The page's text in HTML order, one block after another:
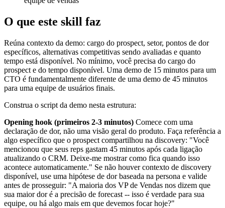
O que este skill faz
Reúna contexto da demo: cargo do prospect, setor, pontos de dor
específicos, alternativas competitivas sendo avaliadas e quanto
tempo está disponível. No mínimo, você precisa do cargo do
prospect e do tempo disponível. Uma demo de 15 minutos para um
CTO é fundamentalmente diferente de uma demo de 45 minutos
para uma equipe de usuários finais.
Construa o script da demo nesta estrutura:
Opening hook (primeiros 2-3 minutos) Comece com uma
declaração de dor, não uma visão geral do produto. Faça referência a
algo específico que o prospect compartilhou na discovery: "Você
mencionou que seus reps gastam 45 minutos após cada ligação
atualizando o CRM. Deixe-me mostrar como fica quando isso
acontece automaticamente." Se não houver contexto de discovery
disponível, use uma hipótese de dor baseada na persona e valide
antes de prosseguir: "A maioria dos VP de Vendas nos dizem que
sua maior dor é a precisão de forecast -- isso é verdade para sua
equipe, ou há algo mais em que devemos focar hoje?"